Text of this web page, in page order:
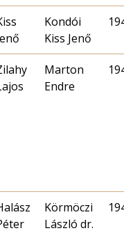
Kondói
Kiss Jenő
Marton
Endre
Körmöczi
László dr.